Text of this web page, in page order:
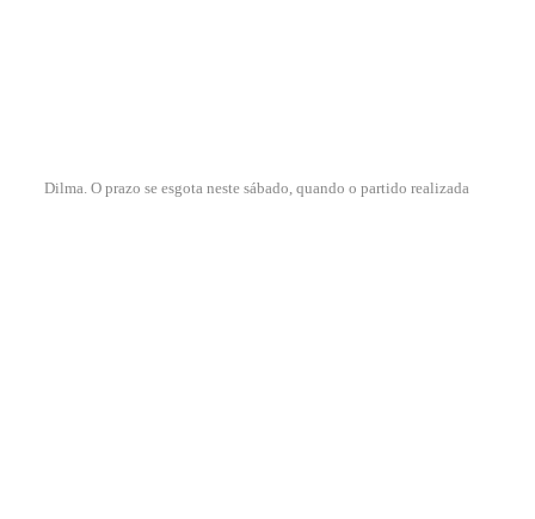
Dilma. O prazo se esgota neste sábado, quando o partido realizada